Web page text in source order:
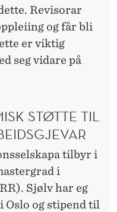
Revisorar
og får bli
er viktig
seg vidare på
STØTTE TIL
tilbyr i
i
Sjølv har eg
og stipend til